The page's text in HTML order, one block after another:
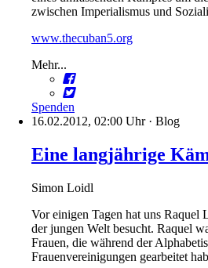
zwischen Imperialismus und
www.thecuban5.org
Mehr...
Spenden
16.02.2012, 02:00 Uhr· Blog
Eine langjährige
Simon Loidl
Vor einigen Tagen hat uns Raquel
der jungen Welt besucht. Raquel
Frauen, die während der
Frauenvereinigungen gearbeitet